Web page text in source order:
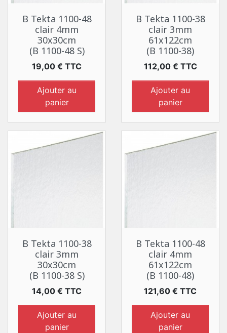
B Tekta 1100-48
clair 4mm
30x30cm
(B 1100-48 S)
Prix
19,00 € TTC
Ajouter au
panier
B Tekta 1100-38
clair 3mm
61x122cm
(B 1100-38)
Prix
112,00 € TTC
Ajouter au
panier
B Tekta 1100-38
clair 3mm
30x30cm
(B 1100-38 S)
Prix
14,00 € TTC
Ajouter au
panier
B Tekta 1100-48
clair 4mm
61x122cm
(B 1100-48)
Prix
121,60 € TTC
Ajouter au
panier